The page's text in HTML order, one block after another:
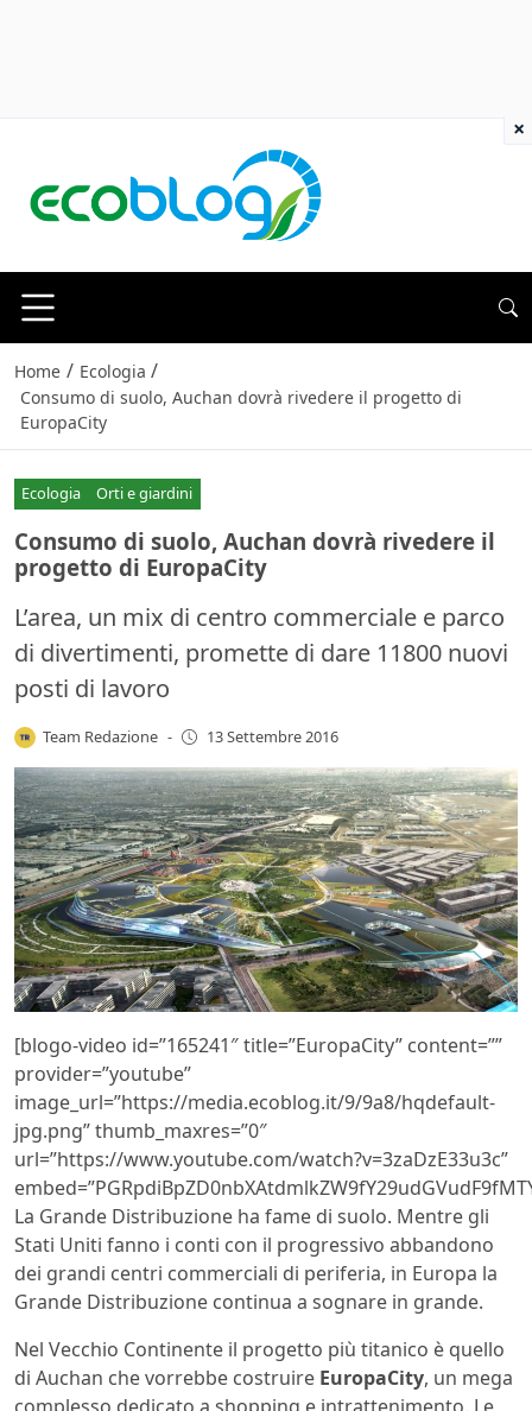
Home / Ecologia /
Consumo di suolo, Auchan dovrà rivedere il progetto di
EuropaCity
Ecologia Orti e giardini
Consumo di suolo, Auchan dovrà rivedere il
progetto di EuropaCity
L’area, un mix di centro commerciale e parco
di divertimenti, promette di dare 11800 nuovi
posti di lavoro
Team Redazione - 13 Settembre 2016
[blogo-video id=”165241″ title=”EuropaCity” content=””
provider=”youtube”
image_url=”https://media.ecoblog.it/9/9a8/hqdefault-
jpg.png” thumb_maxres=”0″
url=”https://www.youtube.com/watch?v=3zaDzE33u3c”
La Grande Distribuzione ha fame di suolo. Mentre gli
Stati Uniti fanno i conti con il progressivo abbandono
dei grandi centri commerciali di periferia, in Europa la
Grande Distribuzione continua a sognare in grande.
Nel Vecchio Continente il progetto più titanico è quello
di Auchan che vorrebbe costruire EuropaCity, un mega
×